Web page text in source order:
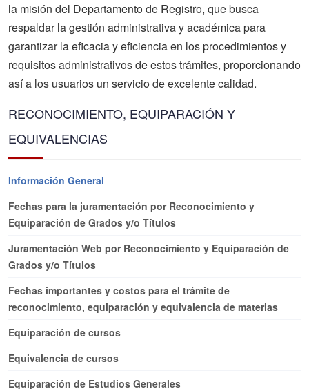
la misión del Departamento de Registro, que busca
respaldar la gestión administrativa y académica para
garantizar la eficacia y eficiencia en los procedimientos y
requisitos administrativos de estos trámites, proporcionando
así a los usuarios un servicio de excelente calidad.
RECONOCIMIENTO, EQUIPARACIÓN Y
EQUIVALENCIAS
Información General
Fechas para la juramentación por Reconocimiento y
Equiparación de Grados y/o Títulos
Juramentación Web por Reconocimiento y Equiparación de
Grados y/o Títulos
Fechas importantes y costos para el trámite de
reconocimiento, equiparación y equivalencia de materias
Equiparación de cursos
Equivalencia de cursos
Equiparación de Estudios Generales